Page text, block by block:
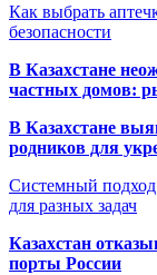
Как выбрать
безопасности
В Казахстане
частных домов:
В Казахстане
родников для
Системный
для разных задач
Казахстан
порты России